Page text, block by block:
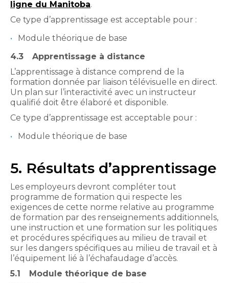
ligne du Manitoba.
Ce type d’apprentissage est acceptable pour :
Module théorique de base
4.3
Apprentissage à distance
L’apprentissage à distance comprend de la
formation donnée par liaison télévisuelle en direct.
Un plan sur l’interactivité avec un instructeur
qualifié doit être élaboré et disponible.
Ce type d’apprentissage est acceptable pour :
Module théorique de base
5. Résultats d’apprentissage
Les employeurs devront compléter tout
programme de formation qui respecte les
exigences de cette norme relative au programme
de formation par des renseignements additionnels,
une instruction et une formation sur les politiques
et procédures spécifiques au milieu de travail et
sur les dangers spécifiques au milieu de travail et à
l’équipement lié à l’échafaudage d’accès.
5.1
Module théorique de base